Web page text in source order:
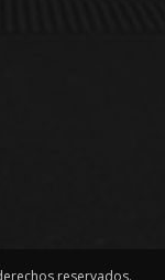
reservados.